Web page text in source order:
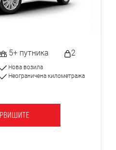
5+ путника 2
Нова возила
Неограничена километража